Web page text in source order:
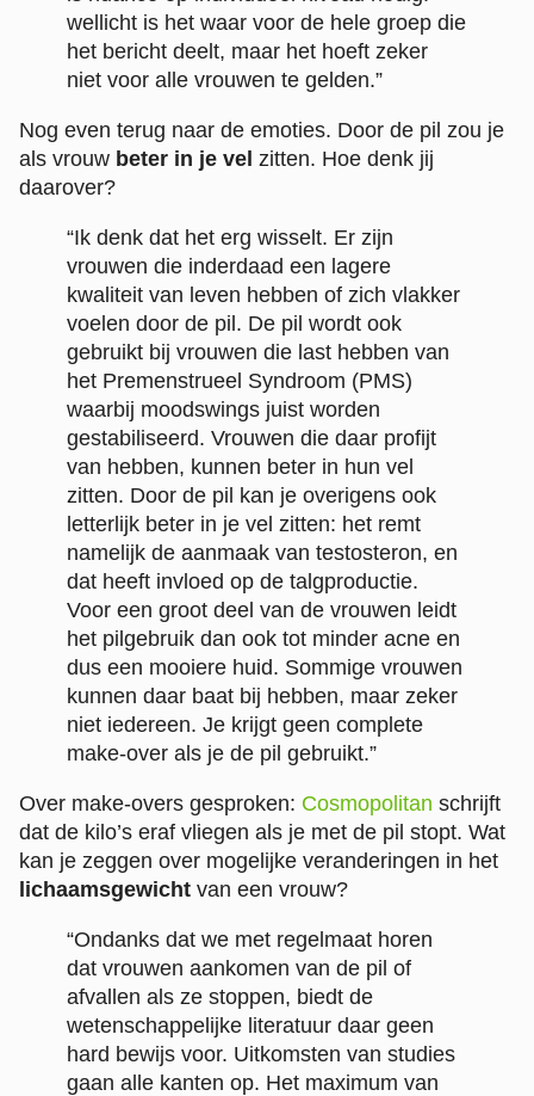
wellicht is het waar voor de hele groep die
het bericht deelt, maar het hoeft zeker
niet voor alle vrouwen te gelden.”
Nog even terug naar de emoties. Door de pil zou je
als vrouw beter in je vel zitten. Hoe denk jij
daarover?
“Ik denk dat het erg wisselt. Er zijn
vrouwen die inderdaad een lagere
kwaliteit van leven hebben of zich vlakker
voelen door de pil. De pil wordt ook
gebruikt bij vrouwen die last hebben van
het Premenstrueel Syndroom (PMS)
waarbij moodswings juist worden
gestabiliseerd. Vrouwen die daar profijt
van hebben, kunnen beter in hun vel
zitten. Door de pil kan je overigens ook
letterlijk beter in je vel zitten: het remt
namelijk de aanmaak van testosteron, en
dat heeft invloed op de talgproductie.
Voor een groot deel van de vrouwen leidt
het pilgebruik dan ook tot minder acne en
dus een mooiere huid. Sommige vrouwen
kunnen daar baat bij hebben, maar zeker
niet iedereen. Je krijgt geen complete
make-over als je de pil gebruikt.”
Over make-overs gesproken: Cosmopolitan schrijft
dat de kilo’s eraf vliegen als je met de pil stopt. Wat
kan je zeggen over mogelijke veranderingen in het
lichaamsgewicht van een vrouw?
“Ondanks dat we met regelmaat horen
dat vrouwen aankomen van de pil of
afvallen als ze stoppen, biedt de
wetenschappelijke literatuur daar geen
hard bewijs voor. Uitkomsten van studies
gaan alle kanten op. Het maximum van